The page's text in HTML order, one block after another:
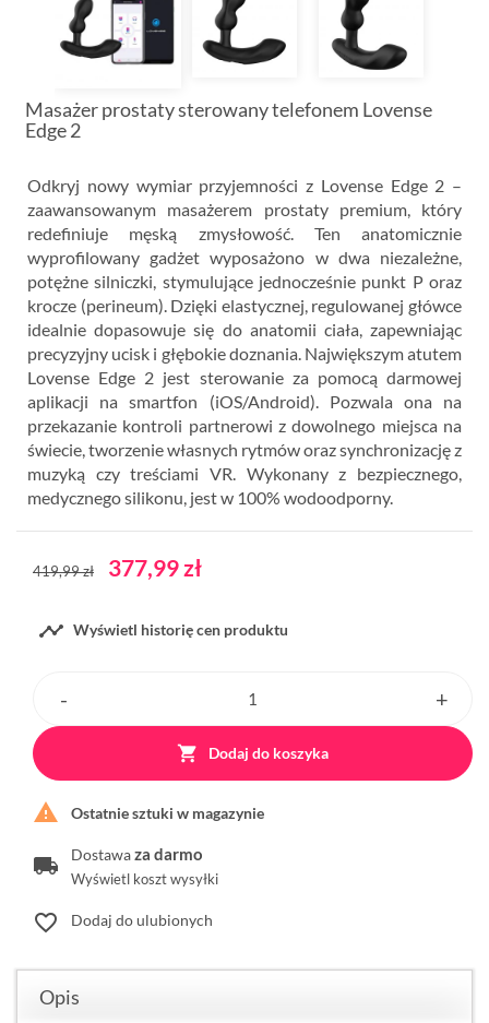
Masażer prostaty sterowany telefonem Lovense
Edge 2
Odkryj nowy wymiar przyjemności z Lovense Edge 2 –
zaawansowanym masażerem prostaty premium, który
redefiniuje męską zmysłowość. Ten anatomicznie
wyprofilowany gadżet wyposażono w dwa niezależne,
potężne silniczki, stymulujące jednocześnie punkt P oraz
krocze (perineum). Dzięki elastycznej, regulowanej główce
idealnie dopasowuje się do anatomii ciała, zapewniając
precyzyjny ucisk i głębokie doznania. Największym atutem
Lovense Edge 2 jest sterowanie za pomocą darmowej
aplikacji na smartfon (iOS/Android). Pozwala ona na
przekazanie kontroli partnerowi z dowolnego miejsca na
świecie, tworzenie własnych rytmów oraz synchronizację z
muzyką czy treściami VR. Wykonany z bezpiecznego,
medycznego silikonu, jest w 100% wodoodporny.
419,99 zł 377,99 zł
 Wyświetl historię cen produktu
 Dodaj do koszyka
 Ostatnie sztuki w magazynie
Dostawaza darmo
Wyświetl koszt wysyłki
favorite_border Dodaj do ulubionych
Opis